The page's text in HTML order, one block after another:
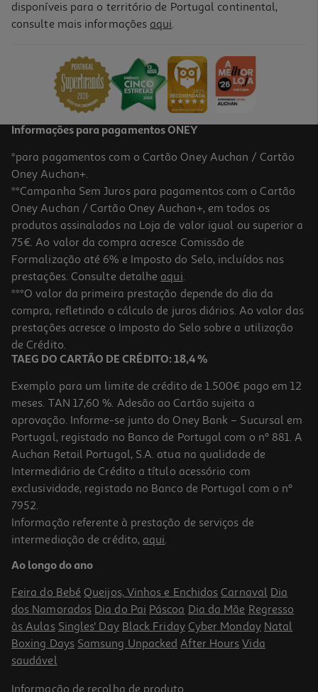
Bebida Energetica Hell Melancia 0.25l (sdr)
+0,10 € Depósito
Bebida Energética Rodeo Ananás / Coco 0.25l
2.76 €/Lt
0,69 €
Bebida Energetica Hell Classic 250ml (sdr)
2.76 €/Lt
0,69 €
+0,10 € Depósito
disponíveis para o território de Portugal continental,
consulte mais informações aqui.
Informações para pagamentos ONEY
*para pagamentos com o Cartão Oney Auchan / Cartão
Oney Auchan+.
**Campanha Sem Juros para pagamentos com o Cartão
Oney Auchan / Cartão Oney Auchan+, em todos os
produtos assinalados na Loja de valor igual ou superior a
75€. Ao valor da compra acresce Comissão de
Formalização até 6% e Imposto do Selo, incluídos nas
prestações. Consulte detalhe aqui.
***O valor da primeira prestação depende do dia da
compra, refletindo o cálculo de juros diários. Ao valor das
prestações acresce o Imposto do Selo sobre a utilização
de Crédito.
TAEG DO CARTÃO DE CRÉDITO: 18,4 %
Exemplo para um limite de crédito de 1.500€ pago em 12
meses. TAN 17,60 %. Adesão ao Cartão sujeita a
aprovação. Informe-se junto do Oney Bank – Sucursal em
Portugal, registado no Banco de Portugal com o nº 881. A
Auchan Retail Portugal, S.A. atua na qualidade de
Intermediário de Crédito a título acessório com
exclusividade, registado no Banco de Portugal com o nº
7952.
Informação referente à prestação de serviços de
intermediação de crédito, aqui.
Ao longo do ano
Feira do Bebé Queijos, Vinhos e Enchidos Carnaval Dia
dos Namorados Dia do Pai Páscoa Dia da Mãe Regresso
às Aulas Singles' Day Black Friday Cyber Monday Natal
Boxing Days Samsung Unpacked After Hours Vida
saudável
Informação de recolha de produto